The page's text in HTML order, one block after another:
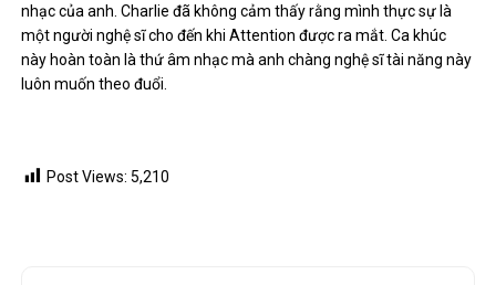
nhạc của anh. Charlie đã không cảm thấy rằng mình thực sự là
một người nghệ sĩ cho đến khi Attention được ra mắt. Ca khúc
này hoàn toàn là thứ âm nhạc mà anh chàng nghệ sĩ tài năng này
luôn muốn theo đuổi.
Post Views: 5,210